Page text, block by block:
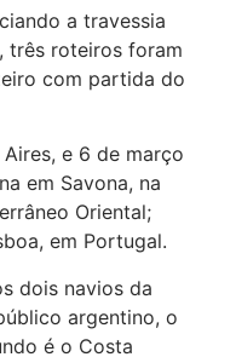
a travessia
três roteiros foram
com partida do
e 6 de março
em Savona, na
Oriental;
em Portugal.
dois navios da
argentino, o
é o Costa